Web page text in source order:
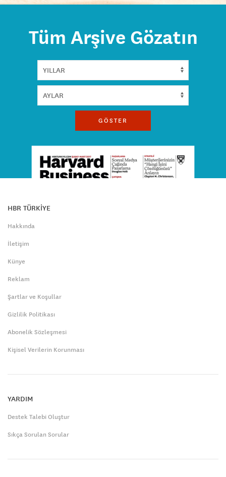
Tüm Arşive Gözatın
GÖSTER
HBR TÜRKİYE
Hakkında
İletişim
Künye
Reklam
Şartlar ve Koşullar
Gizlilik Politikası
Abonelik Sözleşmesi
Kişisel Verilerin Korunması
YARDIM
Destek Talebi Oluştur
Sıkça Sorulan Sorular